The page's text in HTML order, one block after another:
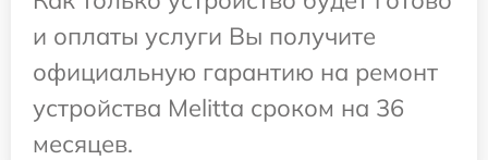
и оплаты услуги Вы получите
официальную гарантию на ремонт
устройства Melitta сроком на 36
месяцев.